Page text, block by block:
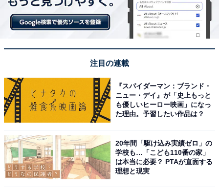
注目の連載
『スパイダーマン：ブランド・
ニュー・デイ』が「史上もっと
も優しいヒーロー映画」になっ
た理由。予習したい作品は？
20年間「駆け込み実績ゼロ」の
学校も…「こども110番の家」
は本当に必要？ PTAが直面する
理想と現実